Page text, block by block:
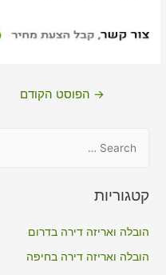
ניווט→ הפוסט הקודם
r
קטגוריות
הובלה ואריזה דירה בדרום
הובלה ואריזה דירה בחיפה